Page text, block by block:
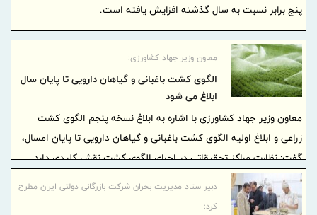
پنج برابر نسبت به سال گذشته افزایش یافته است.
معاون وزیر جهاد کشاورزی:
الگوی کشت باغبانی و گیاهان دارویی تا پایان سال
ابلاغ می شود
معاون وزیر جهاد کشاورزی با اشاره به ابلاغ نسخه پنجم الگوی کشت
زراعی و ابلاغ اولیه الگوی کشت باغبانی و گیاهان دارویی تا پایان امسال،
گفت: نظارت مراکز تحقیقاتی در اجرای الگوی کشت نقش کلیدی دارد.
دبیر ستاد مدیریت بحران شرکت بازرگانی دولتی ایران مطرح
کرد: